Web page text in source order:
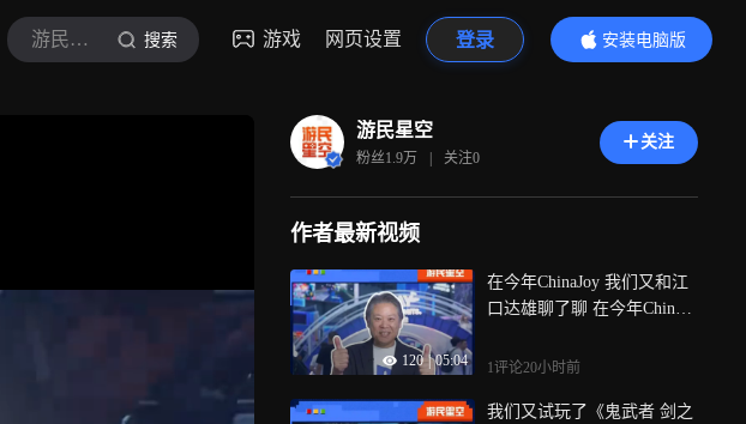
游民星空 搜索 游戏 网页设置 登录
安装电脑版
内容更精彩
游民星空
粉丝1.9万 | 关注0
关注
作者最新视频
120 | 05:04
在今年ChinaJoy 我们又和江
口达雄聊了聊 在今年ChinaJo
动娱乐（上海）有限公司董
一次专访，针对中国之星计
1评论20小时前
我们又试玩了《鬼武者 剑之